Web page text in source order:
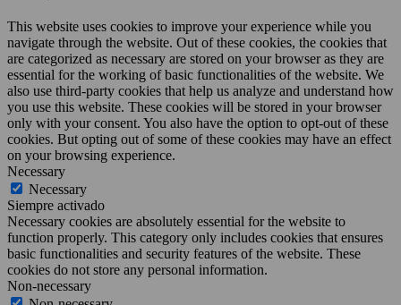
This website uses cookies to improve your experience while you
navigate through the website. Out of these cookies, the cookies that
are categorized as necessary are stored on your browser as they are
essential for the working of basic functionalities of the website. We
also use third-party cookies that help us analyze and understand how
you use this website. These cookies will be stored in your browser
only with your consent. You also have the option to opt-out of these
cookies. But opting out of some of these cookies may have an effect
on your browsing experience.
Necessary
Necessary
Siempre activado
Necessary cookies are absolutely essential for the website to
function properly. This category only includes cookies that ensures
basic functionalities and security features of the website. These
cookies do not store any personal information.
Non-necessary